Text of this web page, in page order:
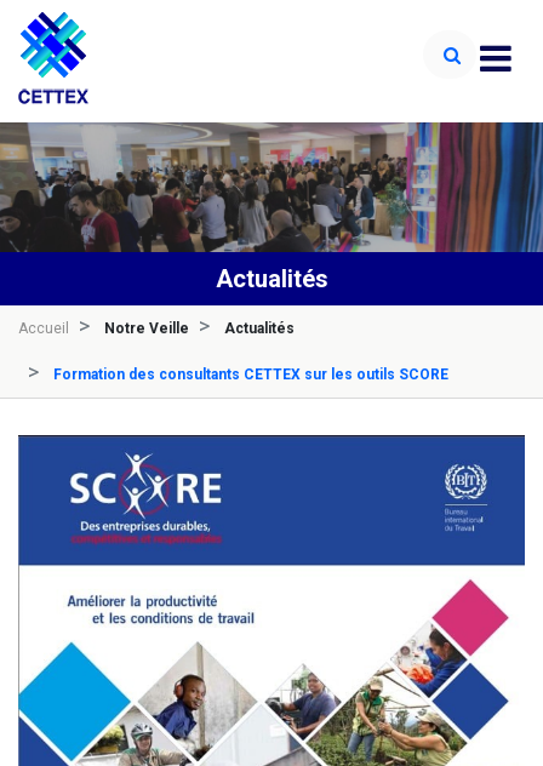
Actualités
Accueil Notre Veille Actualités
Formation des consultants CETTEX sur les outils SCORE